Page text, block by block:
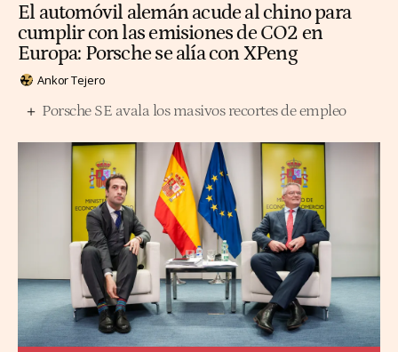
El automóvil alemán acude al chino para
cumplir con las emisiones de CO2 en
Europa: Porsche se alía con XPeng
Ankor Tejero
Porsche SE avala los masivos recortes de empleo